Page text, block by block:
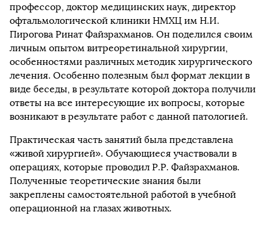
профессор, доктор медицинских наук, директор
офтальмологической клиники НМХЦ им Н.И.
Пирогова Ринат Файзрахманов. Он поделился своим
личным опытом витреоретинальной хирургии,
особенностями различных методик хирургического
лечения. Особенно полезным был формат лекции в
виде беседы, в результате которой доктора получили
ответы на все интересующие их вопросы, которые
возникают в результате работ с данной патологией.
Практическая часть занятий была представлена
«живой хирургией». Обучающиеся участвовали в
операциях, которые проводил Р.Р. Файзрахманов.
Полученные теоретические знания были
закреплены самостоятельной работой в учебной
операционной на глазах животных.